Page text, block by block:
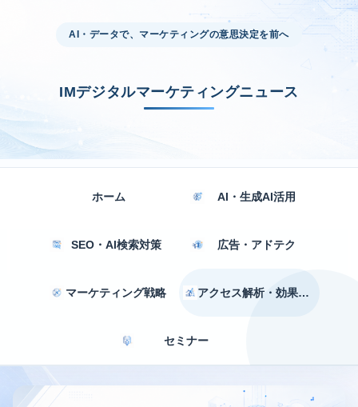
AI・データで、マーケティングの意思決定を前へ
IMデジタルマーケティングニュース
ホーム AI・生成AI活用
SEO・AI検索対策 広告・アドテク
マーケティング戦略 アクセス解析・効果測定
セミナー